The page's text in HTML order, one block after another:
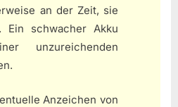
an der Zeit, sie
Ein schwacher Akku
unzureichenden
Anzeichen von